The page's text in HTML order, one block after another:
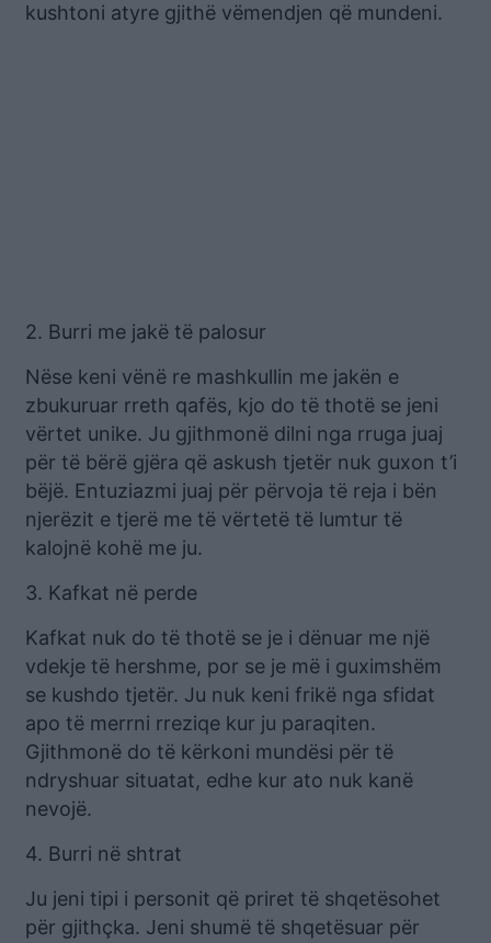
kushtoni atyre gjithë vëmendjen që mundeni.
2. Burri me jakë të palosur
Nëse keni vënë re mashkullin me jakën e
zbukuruar rreth qafës, kjo do të thotë se jeni
vërtet unike. Ju gjithmonë dilni nga rruga juaj
për të bërë gjëra që askush tjetër nuk guxon t’i
bëjë. Entuziazmi juaj për përvoja të reja i bën
njerëzit e tjerë me të vërtetë të lumtur të
kalojnë kohë me ju.
3. Kafkat në perde
Kafkat nuk do të thotë se je i dënuar me një
vdekje të hershme, por se je më i guximshëm
se kushdo tjetër. Ju nuk keni frikë nga sfidat
apo të merrni rreziqe kur ju paraqiten.
Gjithmonë do të kërkoni mundësi për të
ndryshuar situatat, edhe kur ato nuk kanë
nevojë.
4. Burri në shtrat
Ju jeni tipi i personit që priret të shqetësohet
për gjithçka. Jeni shumë të shqetësuar për